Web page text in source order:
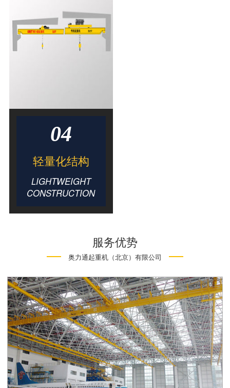
04
轻量化结构
LIGHTWEIGHT
CONSTRUCTION
服务优势
奥力通起重机（北京）有限公司